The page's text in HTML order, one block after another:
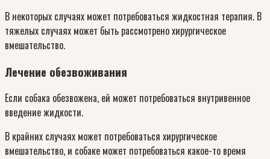
В некоторых случаях может потребоваться жидкостная терапия. В
тяжелых случаях может быть рассмотрено хирургическое
вмешательство.
Лечение обезвоживания
Если собака обезвожена, ей может потребоваться внутривенное
введение жидкости.
В крайних случаях может потребоваться хирургическое
вмешательство, и собаке может потребоваться какое-то время